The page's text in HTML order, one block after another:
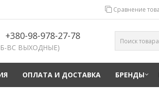
Сравнение
+380-98-978-27-78
ВС ВЫХОДНЫЕ)
ОПЛАТА И ДОСТАВКА БРЕНДЫ